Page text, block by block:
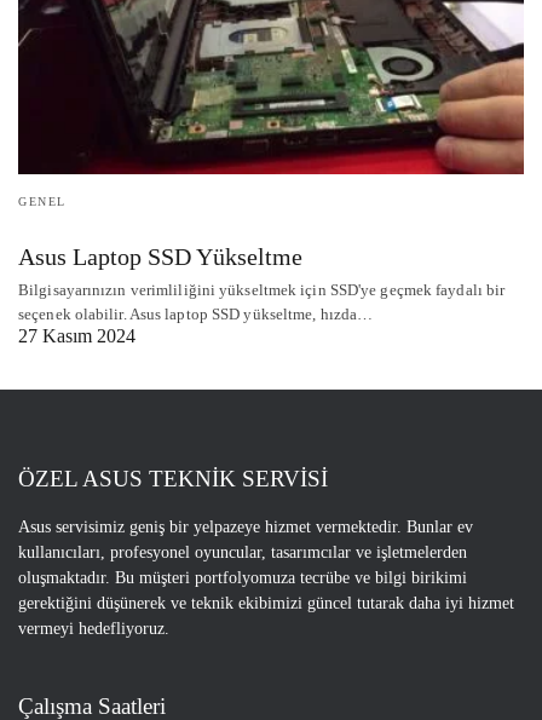
GENEL
Asus Laptop SSD Yükseltme
Bilgisayarınızın verimliliğini yükseltmek için SSD'ye geçmek faydalı bir
seçenek olabilir. Asus laptop SSD yükseltme, hızda…
27 Kasım 2024
ÖZEL ASUS TEKNİK SERVİSİ
Asus servisimiz geniş bir yelpazeye hizmet vermektedir. Bunlar ev
kullanıcıları, profesyonel oyuncular, tasarımcılar ve işletmelerden
oluşmaktadır. Bu müşteri portfolyomuza tecrübe ve bilgi birikimi
gerektiğini düşünerek ve teknik ekibimizi güncel tutarak daha iyi hizmet
vermeyi hedefliyoruz.
Çalışma Saatleri